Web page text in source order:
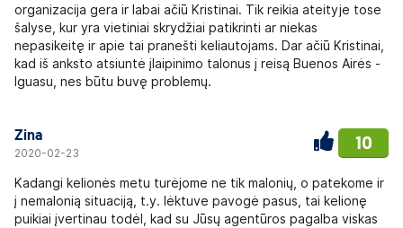
organizacija gera ir labai ačiū Kristinai. Tik reikia ateityje tose
šalyse, kur yra vietiniai skrydžiai patikrinti ar niekas
nepasikeitę ir apie tai pranešti keliautojams. Dar ačiū Kristinai,
kad iš anksto atsiuntė įlaipinimo talonus į reisą Buenos Airės -
Iguasu, nes būtu buvę problemų.
Zina
2020-02-23 10
Kadangi kelionės metu turėjome ne tik malonių, o patekome ir
į nemalonią situaciją, t.y. lėktuve pavogė pasus, tai kelionę
puikiai įvertinau todėl, kad su Jūsų agentūros pagalba viskas